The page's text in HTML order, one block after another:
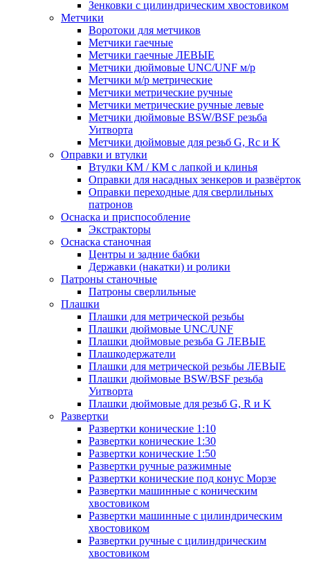
Зенковки с цилиндрическим хвостовиком
Метчики
Воротоки для метчиков
Метчики гаечные
Метчики гаечные ЛЕВЫЕ
Метчики дюймовые UNC/UNF м/р
Метчики м/р метрические
Метчики метрические ручные
Метчики метрические ручные левые
Метчики дюймовые BSW/BSF резьба
Уитворта
Метчики дюймовые для резьб G, Rc и K
Оправки и втулки
Втулки КМ / КМ с лапкой и клинья
Оправки для насадных зенкеров и развёрток
Оправки переходные для сверлильных
патронов
Оснаска и приспособление
Экстракторы
Оснаска станочная
Центры и задние бабки
Державки (накатки) и ролики
Патроны станочные
Патроны сверлильные
Плашки
Плашки для метрической резьбы
Плашки дюймовые UNC/UNF
Плашки дюймовые резьба G ЛЕВЫЕ
Плашкодержатели
Плашки для метрической резьбы ЛЕВЫЕ
Плашки дюймовые BSW/BSF резьба
Уитворта
Плашки дюймовые для резьб G, R и K
Развертки
Развертки конические 1:10
Развертки конические 1:30
Развертки конические 1:50
Развертки ручные разжимные
Развертки конические под конус Морзе
Развертки машинные с коническим
хвостовиком
Развертки машинные с цилиндрическим
хвостовиком
Развертки ручные с цилиндрическим
хвостовиком